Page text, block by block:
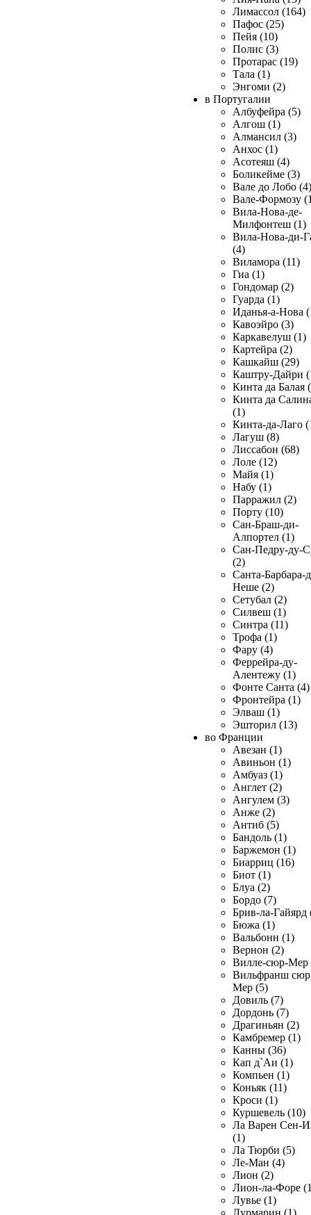
Лимассол (164)
Пафос (25)
Пейя (10)
Полис (3)
Протарас (19)
Тала (1)
Энгоми (2)
в Португалии
Албуфейра (5)
Алгош (1)
Алмансил (3)
Анхос (1)
Асотеяш (4)
Боликейме (3)
Вале до Лобо (4)
Вале-Формозу
Вила-Нова-де-
Милфонтеш (1)
Вила-Нова-ди-
(4)
Виламора (11)
Гиа (1)
Гондомар (2)
Гуарда (1)
Иданья-а-Нова
Кавоэйро (3)
Каркавелуш (1)
Картейра (2)
Кашкайш (29)
Каштру-Дайри
Кинта да Балая
Кинта да
(1)
Кинта-да-Лаго
Лагуш (8)
Лиссабон (68)
Лоле (12)
Майя (1)
Набу (1)
Парражил (2)
Порту (10)
Сан-Браш-ди-
Алпортел (1)
Сан-Педру-ду-
(2)
Санта-Барбара-
Неше (2)
Сетубал (2)
Силвеш (1)
Синтра (11)
Трофа (1)
Фару (4)
Феррейра-ду-
Алентежу (1)
Фонте Санта (4)
Фронтейра (1)
Элваш (1)
Эшторил (13)
во Франции
Авезан (1)
Авиньон (1)
Амбуаз (1)
Англет (2)
Ангулем (3)
Анже (2)
Антиб (5)
Бандоль (1)
Баржемон (1)
Биарриц (16)
Биот (1)
Блуа (2)
Бордо (7)
Брив-ла-Гайярд
Бюжа (1)
Вальбонн (1)
Вернон (2)
Вилле-сюр-Мер
Вильфранш сюр
Мер (5)
Довиль (7)
Дордонь (7)
Драгиньян (2)
Камбремер (1)
Канны (36)
Кап д`Аи (1)
Компьен (1)
Коньяк (11)
Кроси (1)
Куршевель (10)
Ла Варен Сен-
(1)
Ла Тюрби (5)
Ле-Ман (4)
Лион (2)
Лион-ла-Форе
Лувье (1)
Лурмарин (1)